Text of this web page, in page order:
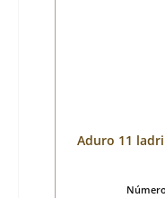
Aduro 11